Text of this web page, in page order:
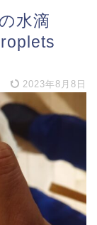
水滴
2023年8月8日